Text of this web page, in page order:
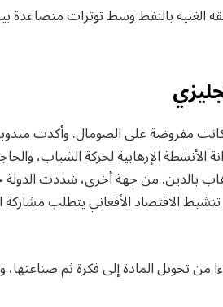
الغنية بالنفط وسط توترات متصاعدة
مفروضة على الصومال. وأكدت
الأنشطة الإرهابية لحركة الشباب،
بالدين. من جهة أخرى، شددت
الاقتصاد الأفغاني يتطلب
من تحويل المادة إلى فكرة ثم